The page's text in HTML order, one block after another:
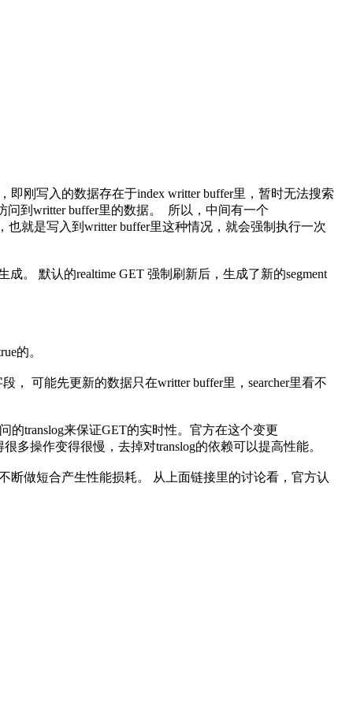
即刚写入的数据存在于index writter buffer里，暂时无法搜索
到writter buffer里的数据。 所以，中间有一个
就是写入到writter buffer里这种情况，就会强制执行一次
。 默认的realtime GET 强制刷新后，生成了新的segment
的。
， 可能先更新的数据只在writter buffer里，searcher里看不
translog来保证GET的实时性。官方在这个变更
多操作变得很慢，去掉对translog的依赖可以提高性能。
断做短合产生性能损耗。 从上面链接里的讨论看，官方认